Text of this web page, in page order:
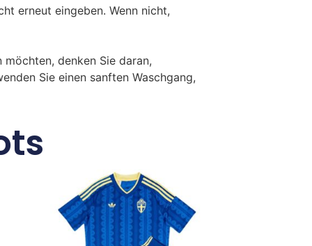
erneut eingeben. Wenn nicht,
denken Sie daran,
Sie einen sanften Waschgang,